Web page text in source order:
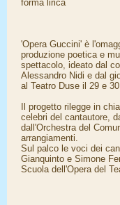
forma lirica
'Opera Guccini' è
produzione poetica e
spettacolo, ideato dal
Alessandro Nidi e dal
al Teatro Duse il 29 e
Il progetto rilegge in
celebri del cantautore,
dall'Orchestra del
arrangiamenti.
Sul palco le voci dei
Gianquinto e Simone
Scuola dell'Opera del